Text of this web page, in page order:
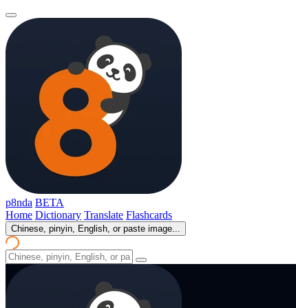
p8nda BETA
Home Dictionary Translate Flashcards
Chinese, pinyin, English, or paste image...